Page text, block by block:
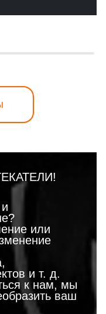
или
и т. д.
к нам, мы
ваш